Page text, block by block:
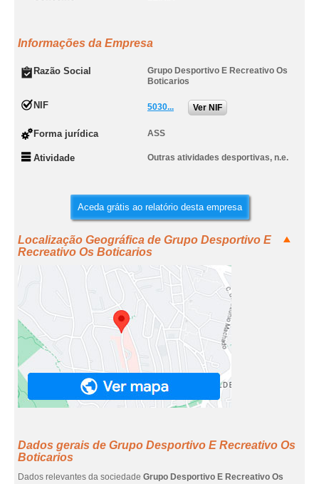
Informações da Empresa
Razão Social
Grupo Desportivo E Recreativo Os
Boticarios
NIF 5030... Ver NIF
Forma jurídica ASS
Atividade Outras atividades desportivas, n.e.
Aceda grátis ao relatório desta empresa
Localização Geográfica de Grupo Desportivo E
Recreativo Os Boticarios
Dados gerais de Grupo Desportivo E Recreativo Os
Boticarios
Dados relevantes da sociedade Grupo Desportivo E Recreativo Os